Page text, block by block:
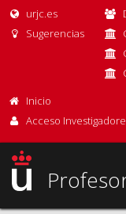
urjc.es
Sugerencias
Inicio
Acceso